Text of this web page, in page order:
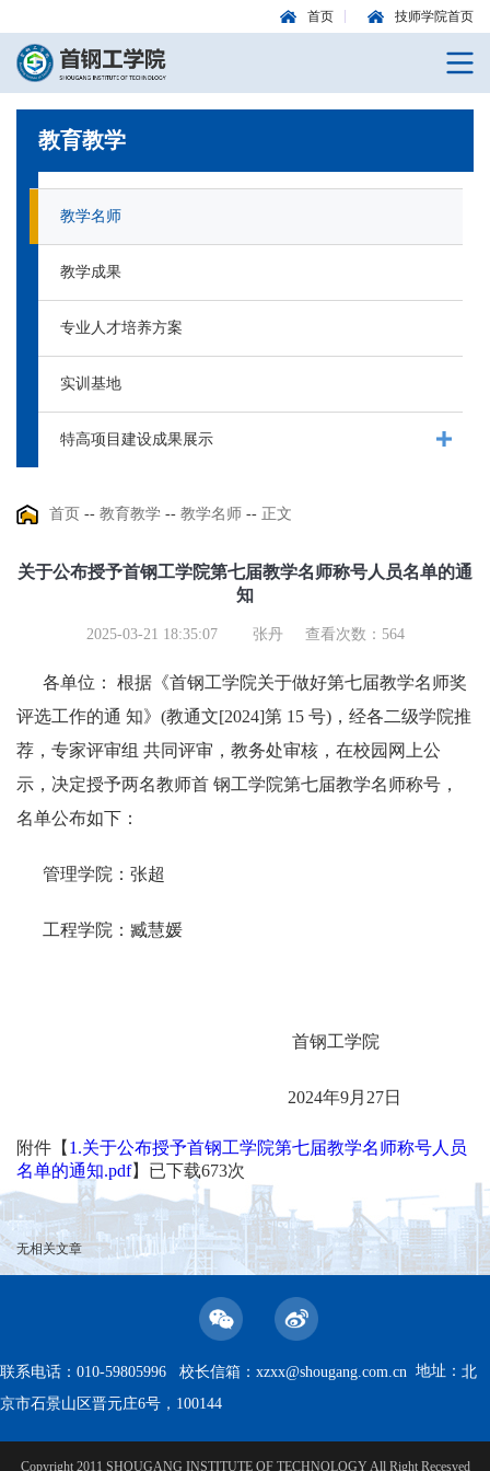
首页 技师学院首页
教育教学
教学名师
教学成果
专业人才培养方案
实训基地
特高项目建设成果展示
首页 -- 教育教学 -- 教学名师 -- 正文
关于公布授予首钢工学院第七届教学名师称号人员名单的通
知
2025-03-21 18:35:07 张丹 查看次数： 564
各单位： 根据《首钢工学院关于做好第七届教学名师奖
评选工作的通 知》(教通文[2024]第 15 号)，经各二级学院推
荐，专家评审组 共同评审，教务处审核，在校园网上公
示，决定授予两名教师首 钢工学院第七届教学名师称号，
名单公布如下：
管理学院：张超
工程学院：臧慧媛
首钢工学院
2024年9月27日
附件【 1.关于公布授予首钢工学院第七届教学名师称号人员
名单的通知.pdf】已下载673次
无相关文章
联系电话：010-59805996 校长信箱： xzxx@shougang.com.cn 地址： 北
京市石景山区晋元庄6号，100144
Copyright 2011 SHOUGANG INSTITUTE OF TECHNOLOGY All Right Recesved